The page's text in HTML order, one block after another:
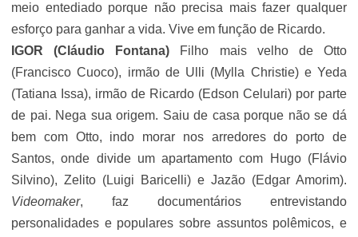
meio entediado porque não precisa mais fazer qualquer
esforço para ganhar a vida. Vive em função de Ricardo.
IGOR (Cláudio Fontana) Filho mais velho de Otto
(Francisco Cuoco), irmão de Ulli (Mylla Christie) e Yeda
(Tatiana Issa), irmão de Ricardo (Edson Celulari) por parte
de pai. Nega sua origem. Saiu de casa porque não se dá
bem com Otto, indo morar nos arredores do porto de
Santos, onde divide um apartamento com Hugo (Flávio
Silvino), Zelito (Luigi Baricelli) e Jazão (Edgar Amorim).
Videomaker, faz documentários entrevistando
personalidades e populares sobre assuntos polêmicos, e